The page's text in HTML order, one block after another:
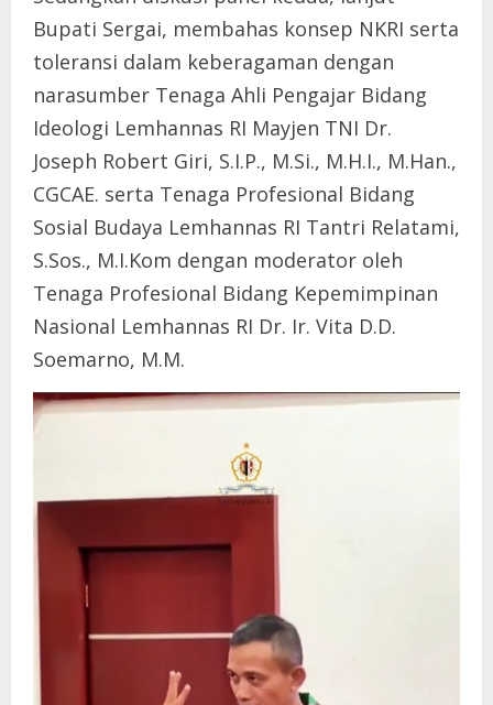
Bupati Sergai, membahas konsep NKRI serta
toleransi dalam keberagaman dengan
narasumber Tenaga Ahli Pengajar Bidang
Ideologi Lemhannas RI Mayjen TNI Dr.
Joseph Robert Giri, S.I.P., M.Si., M.H.I., M.Han.,
CGCAE. serta Tenaga Profesional Bidang
Sosial Budaya Lemhannas RI Tantri Relatami,
S.Sos., M.I.Kom dengan moderator oleh
Tenaga Profesional Bidang Kepemimpinan
Nasional Lemhannas RI Dr. Ir. Vita D.D.
Soemarno, M.M.